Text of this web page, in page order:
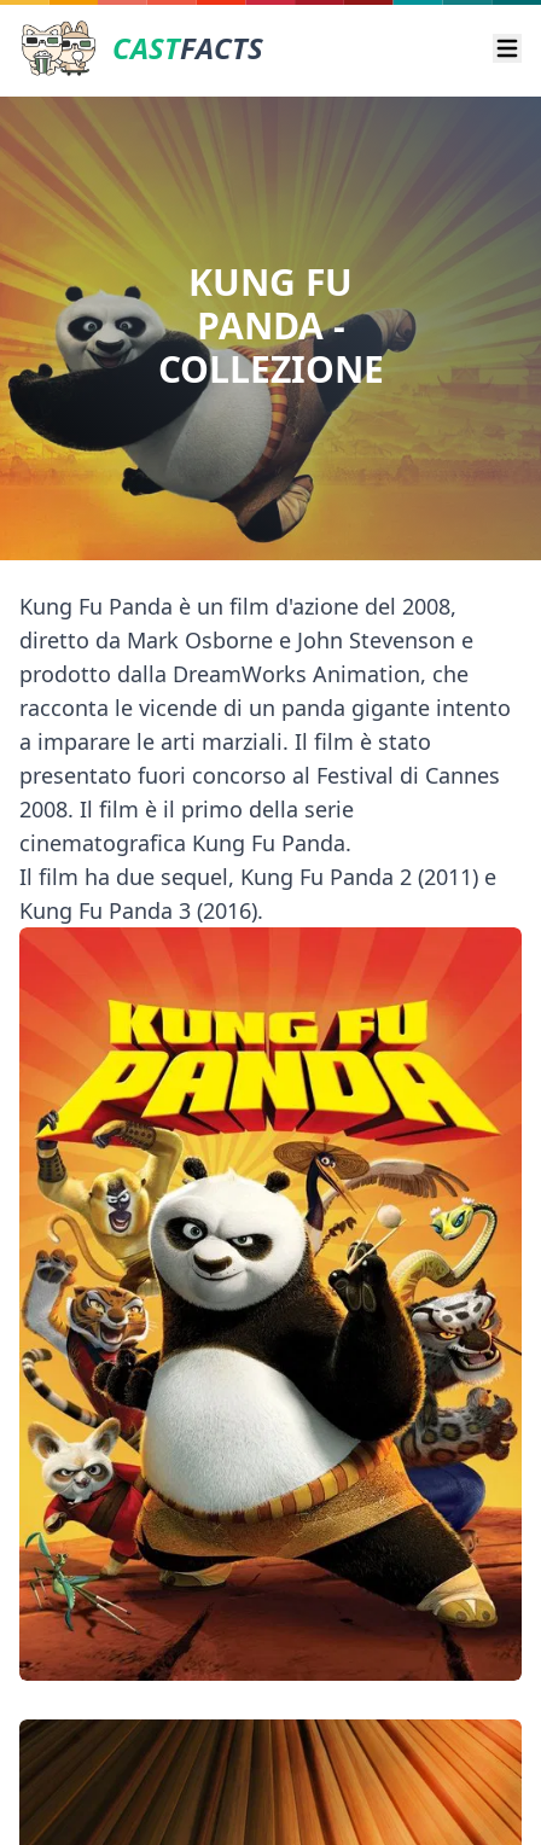
CASTFACTS
KUNG FU
PANDA -
COLLEZIONE
Kung Fu Panda è un film d'azione del 2008,
diretto da Mark Osborne e John Stevenson e
prodotto dalla DreamWorks Animation, che
racconta le vicende di un panda gigante intento
a imparare le arti marziali. Il film è stato
presentato fuori concorso al Festival di Cannes
2008. Il film è il primo della serie
cinematografica Kung Fu Panda.
Il film ha due sequel, Kung Fu Panda 2 (2011) e
Kung Fu Panda 3 (2016).